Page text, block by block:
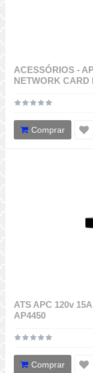
ACESSÓRIOS -
NETWORK CARD
Comprar
ATS APC 120v
AP4450
Comprar